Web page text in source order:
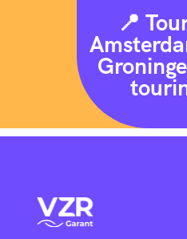
📍